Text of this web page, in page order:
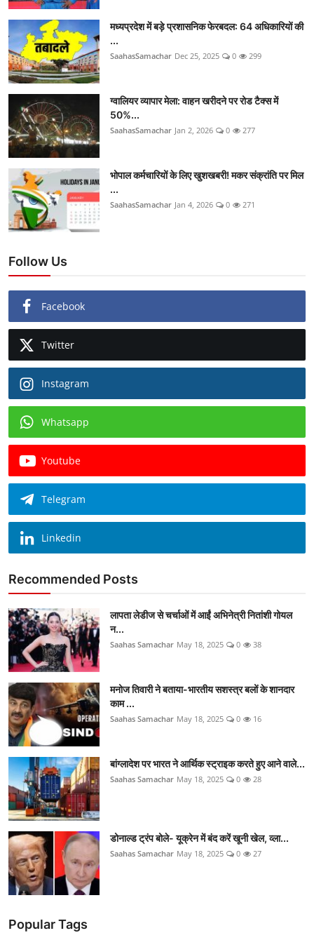
मध्यप्रदेश में बड़े प्रशासनिक फेरबदल: 64 अधिकारियों की
...
SaahasSamachar Dec 25, 2025 0 299
ग्वालियर व्यापार मेला: वाहन खरीदने पर रोड टैक्स में
50%...
SaahasSamachar Jan 2, 2026 0 277
भोपाल कर्मचारियों के लिए खुशखबरी! मकर संक्रांति पर मिल
...
SaahasSamachar Jan 4, 2026 0 271
Follow Us
Facebook
Twitter
Instagram
Whatsapp
Youtube
Telegram
Linkedin
Recommended Posts
लापता लेडीज से चर्चाओं में आईं अभिनेत्री नितांशी गोयल
न...
Saahas Samachar May 18, 2025 0 38
मनोज तिवारी ने बताया-भारतीय सशस्त्र बलों के शानदार
काम ...
Saahas Samachar May 18, 2025 0 16
बांग्लादेश पर भारत ने आर्थिक स्ट्राइक करते हुए आने वाले...
Saahas Samachar May 18, 2025 0 28
डोनाल्ड ट्रंप बोले- यूक्रेन में बंद करें खूनी खेल, व्ला...
Saahas Samachar May 18, 2025 0 27
Popular Tags